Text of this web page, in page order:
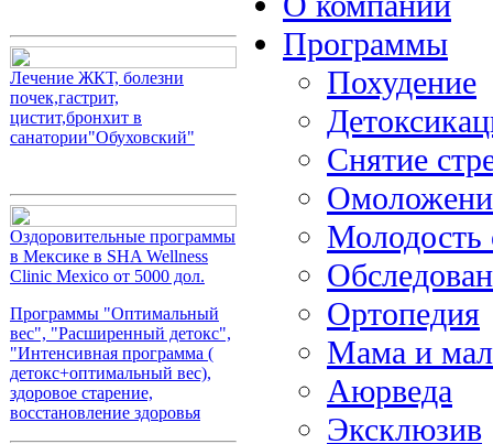
Лечение ЖКТ, болезни
почек,гастрит,
цистит,бронхит в
санатории"Обуховский"
Оздоровительные программы
в Мексике в SHA Wellness
Clinic Mexico от 5000 дол.
Программы "Оптимальный
вес", "Расширенный детокс",
"Интенсивная программа (
детокс+оптимальный вес),
здоровое старение,
восстановление здоровья
Программы
Похудение
Снятие
Молодость
Ортопедия
Мама и
Аюрведа
Эксклюзив